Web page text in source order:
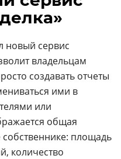
новый сервис
владельцам
создавать отчеты
ими в
или
общая
площадь
количество